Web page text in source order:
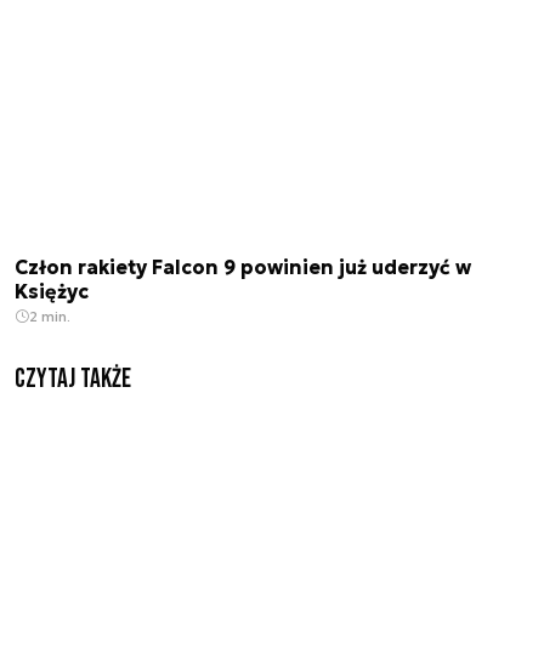
Człon rakiety Falcon 9 powinien już uderzyć w
Księżyc
2 min.
Czytaj także